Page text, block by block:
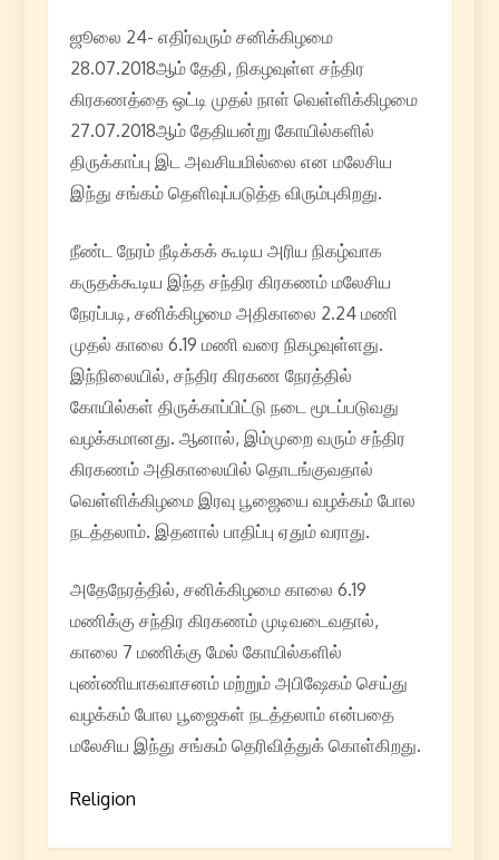
ஜூலை 24- எதிர்வரும் சனிக்கிழமை
28.07.2018ஆம் தேதி, நிகழவுள்ள சந்திர
கிரகணத்தை ஒட்டி முதல் நாள் வெள்ளிக்கிழமை
27.07.2018ஆம் தேதியன்று கோயில்களில்
திருக்காப்பு இட அவசியமில்லை என மலேசிய
இந்து சங்கம் தெளிவுப்படுத்த விரும்புகிறது.
நீண்ட நேரம் நீடிக்கக் கூடிய அரிய நிகழ்வாக
கருதக்கூடிய இந்த சந்திர கிரகணம் மலேசிய
நேரப்படி, சனிக்கிழமை அதிகாலை 2.24 மணி
முதல் காலை 6.19 மணி வரை நிகழவுள்ளது.
இந்நிலையில், சந்திர கிரகண நேரத்தில்
கோயில்கள் திருக்காப்பிட்டு நடை மூடப்படுவது
வழக்கமானது. ஆனால், இம்முறை வரும் சந்திர
கிரகணம் அதிகாலையில் தொடங்குவதால்
வெள்ளிக்கிழமை இரவு பூஜையை வழக்கம் போல
நடத்தலாம். இதனால் பாதிப்பு ஏதும் வராது.
அதேநேரத்தில், சனிக்கிழமை காலை 6.19
மணிக்கு சந்திர கிரகணம் முடிவடைவதால்,
காலை 7 மணிக்கு மேல் கோயில்களில்
புண்ணியாகவாசனம் மற்றும் அபிஷேகம் செய்து
வழக்கம் போல பூஜைகள் நடத்தலாம் என்பதை
மலேசிய இந்து சங்கம் தெரிவித்துக் கொள்கிறது.
Religion